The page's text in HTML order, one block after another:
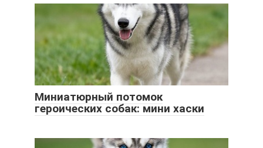
Миниатюрный потомок
героических собак: мини хаски